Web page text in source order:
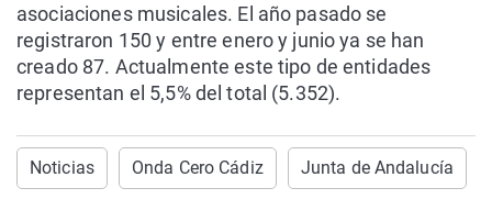
asociaciones musicales. El año pasado se
registraron 150 y entre enero y junio ya se han
creado 87. Actualmente este tipo de entidades
representan el 5,5% del total (5.352).
Noticias Onda Cero Cádiz Junta de Andalucía